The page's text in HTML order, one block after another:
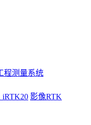
程测量系统
iRTK20 影像RTK